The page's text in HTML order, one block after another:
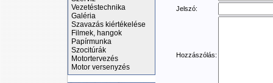
Vezetéstechnika
Galéria
Szavazás kiértékelése
Filmek, hangok
Papírmunka
Szocitúrák
Motortervezés
Motor versenyzés
Jelszó:
Hozzászólás: